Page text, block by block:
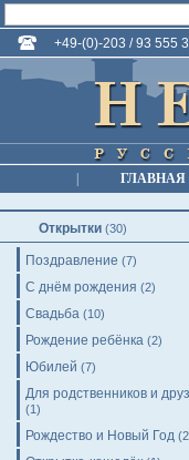
+49-(0)-203 / 93 555
ГЛАВНАЯ
Открытки (30)
Поздравление (7)
С днём рождения (2)
Свадьба (10)
Рождение ребёнка (2)
Юбилей (7)
Для родственников и
(1)
Рождество и Новый Год